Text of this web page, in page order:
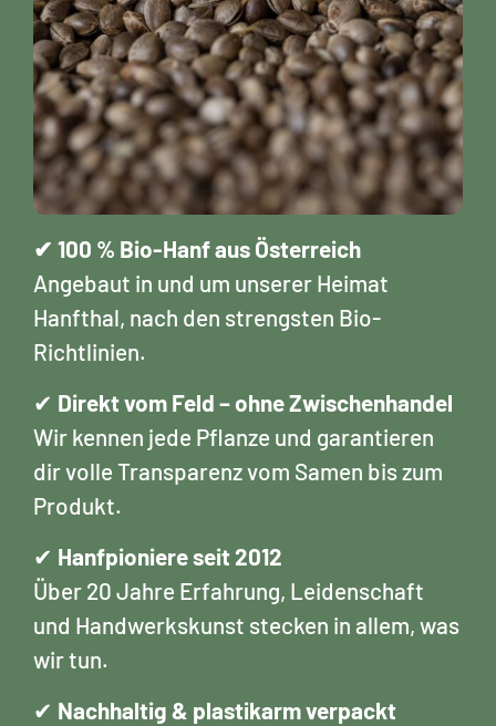
✔ 100 % Bio-Hanf aus Österreich
Angebaut in und um unserer Heimat
Hanfthal, nach den strengsten Bio-
Richtlinien.
✔ Direkt vom Feld – ohne Zwischenhandel
Wir kennen jede Pflanze und garantieren
dir volle Transparenz vom Samen bis zum
Produkt.
✔ Hanfpioniere seit 2012
Über 20 Jahre Erfahrung, Leidenschaft
und Handwerkskunst stecken in allem, was
wir tun.
✔ Nachhaltig & plastikarm verpackt